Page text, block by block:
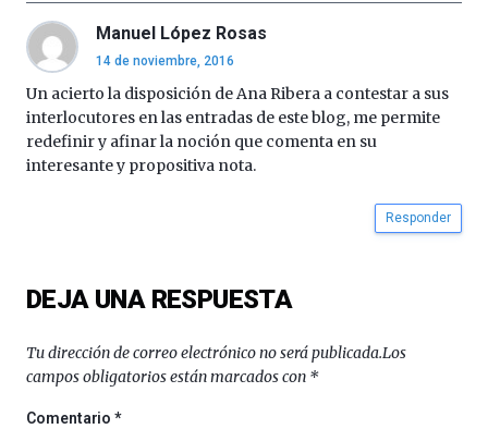
Manuel López Rosas
14 de noviembre, 2016
Un acierto la disposición de Ana Ribera a contestar a sus
interlocutores en las entradas de este blog, me permite
redefinir y afinar la noción que comenta en su
interesante y propositiva nota.
Responder
DEJA UNA RESPUESTA
Tu dirección de correo electrónico no será publicada.Los
campos obligatorios están marcados con *
Comentario*